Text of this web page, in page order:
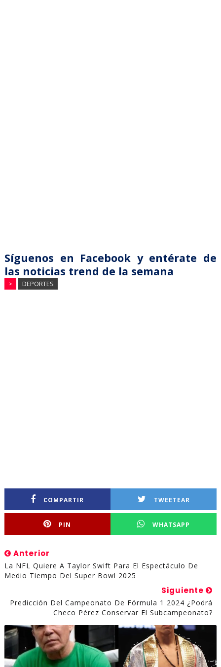
Síguenos en Facebook y entérate de
las noticias trend de la semana
> DEPORTES
COMPARTIR TWEETEAR
PIN WHATSAPP
Anterior
La NFL Quiere A Taylor Swift Para El Espectáculo De
Medio Tiempo Del Super Bowl 2025
Siguiente
Predicción Del Campeonato De Fórmula 1 2024 ¿Podrá
Checo Pérez Conservar El Subcampeonato?